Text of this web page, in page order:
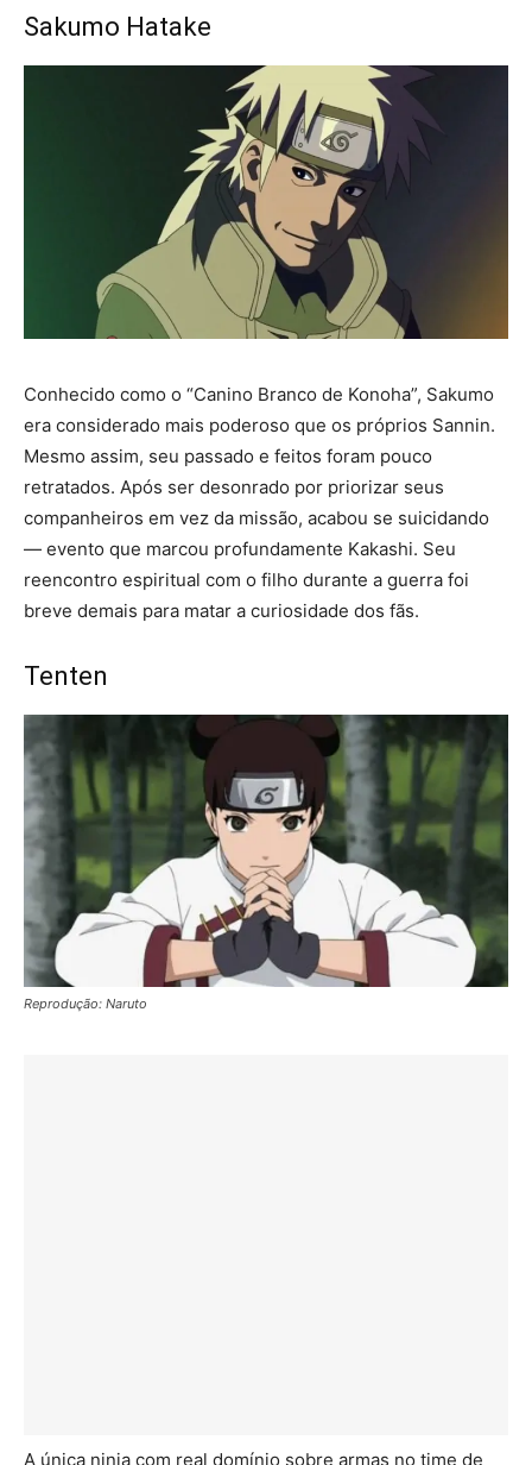
Sakumo Hatake
Conhecido como o “Canino Branco de Konoha”, Sakumo
era considerado mais poderoso que os próprios Sannin.
Mesmo assim, seu passado e feitos foram pouco
retratados. Após ser desonrado por priorizar seus
companheiros em vez da missão, acabou se suicidando
— evento que marcou profundamente Kakashi. Seu
reencontro espiritual com o filho durante a guerra foi
breve demais para matar a curiosidade dos fãs.
Tenten
Reprodução: Naruto
A única ninja com real domínio sobre armas no time de